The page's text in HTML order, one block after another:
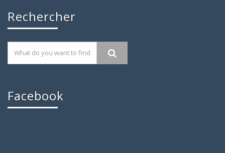
Rechercher
Facebook